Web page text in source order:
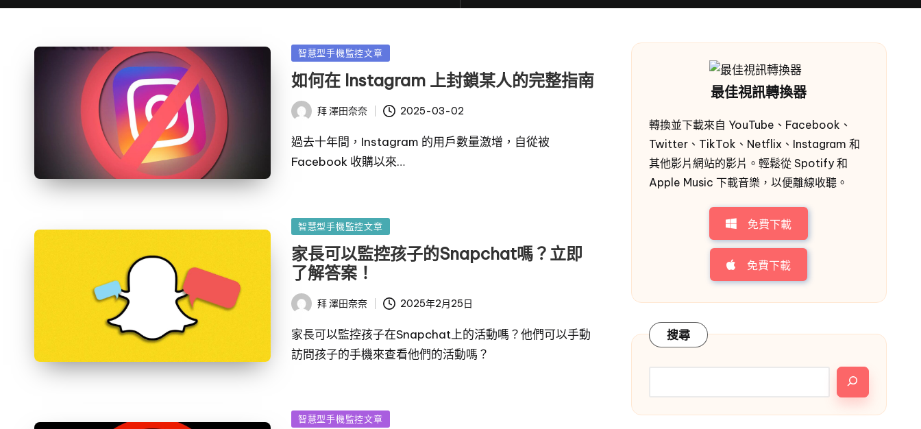
者
者
發
佈
於
智慧型手機監控文章
如何在 Instagram 上封鎖某人的完整指南
發
者
拜澤田奈奈 2025-03-02
過去十年間，Instagram 的用戶數量激增，自從被
Facebook 收購以來…
發
佈
於
智慧型手機監控文章
家長可以監控孩子的Snapchat嗎？立即
了解答案！
發
者
拜澤田奈奈 2025年2月25日
家長可以監控孩子在Snapchat上的活動嗎？他們可以手動
訪問孩子的手機來查看他們的活動嗎？
發智慧型手機監控文章
最佳視訊轉換器
轉換並下載來自 YouTube、Facebook、
Twitter、TikTok、Netflix、Instagram 和
其他影片網站的影片。輕鬆從 Spotify 和
Apple Music 下載音樂，以便離線收聽。
免費下載
免費下載
搜尋